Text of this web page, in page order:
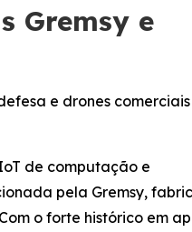
Gremsy e
e drones comerciais
de computação e
pela Gremsy,
o forte histórico em